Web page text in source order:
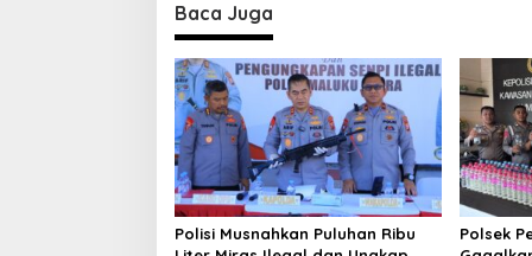
n
a
v
i
g
a
t
Baca Juga
Polisi Musnahkan Puluhan Ribu
Polsek